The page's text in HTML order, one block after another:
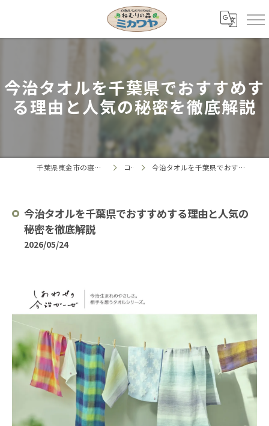
今治タオルを千葉県でおすすめす
る理由と人気の秘密を徹底解説
千葉県東金市の寝具ならねむりの森 ミカワヤ コラム 今治タオルを千葉県でおすすめする理由と人気の秘密を徹底解説
今治タオルを千葉県でおすすめする理由と人気の
秘密を徹底解説
2026/05/24